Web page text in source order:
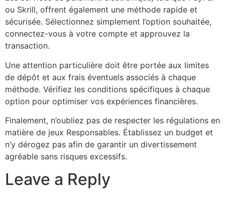
ou Skrill, offrent également une méthode rapide et
sécurisée. Sélectionnez simplement l’option souhaitée,
connectez-vous à votre compte et approuvez la
transaction.
Une attention particulière doit être portée aux limites
de dépôt et aux frais éventuels associés à chaque
méthode. Vérifiez les conditions spécifiques à chaque
option pour optimiser vos expériences financières.
Finalement, n’oubliez pas de respecter les régulations en
matière de jeux Responsables. Établissez un budget et
n’y dérogez pas afin de garantir un divertissement
agréable sans risques excessifs.
Leave a Reply